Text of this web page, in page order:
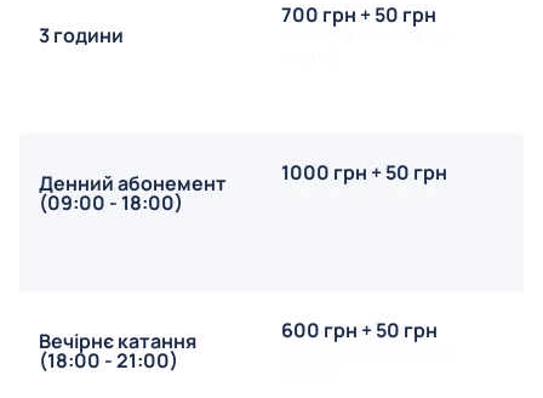
3 години
700 грн + 50 грн
Денний абонемент
(09:00 - 18:00)
1000 грн + 50 грн
Вечірнє катання
(18:00 - 21:00)
600 грн + 50 грн